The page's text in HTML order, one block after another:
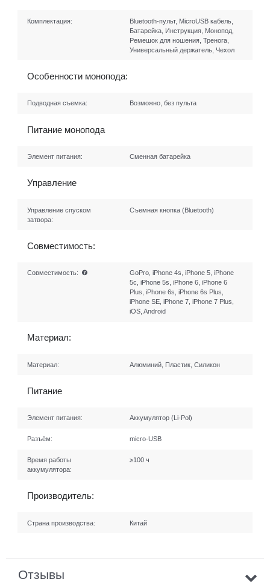
Комплектация:
Bluetooth-пульт, MicroUSB кабель,
Батарейка, Инструкция, Монопод,
Ремешок для ношения, Тренога,
Универсальный держатель, Чехол
Особенности монопода:
Подводная съемка: Возможно, без пульта
Питание монопода
Элемент питания: Сменная батарейка
Управление
Управление спуском
затвора:
Съемная кнопка (Bluetooth)
Совместимость:
Совместимость:
GoPro, iPhone 4s, iPhone 5, iPhone
5c, iPhone 5s, iPhone 6, iPhone 6
Plus, iPhone 6s, iPhone 6s Plus,
iPhone SE, iPhone 7, iPhone 7 Plus,
iOS, Android
Материал:
Материал: Алюминий, Пластик, Силикон
Питание
Элемент питания: Аккумулятор (Li-Pol)
Разъём: micro-USB
Время работы
аккумулятора:
≥100 ч
Производитель:
Страна производства: Китай
Отзывы